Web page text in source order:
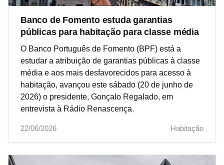
Banco de Fomento estuda garantias
públicas para habitação para classe média
O Banco Português de Fomento (BPF) está a
estudar a atribuição de garantias públicas à classe
média e aos mais desfavorecidos para acesso à
habitação, avançou este sábado (20 de junho de
2026) o presidente, Gonçalo Regalado, em
entrevista à Rádio Renascença.
22/06/2026 Habitação